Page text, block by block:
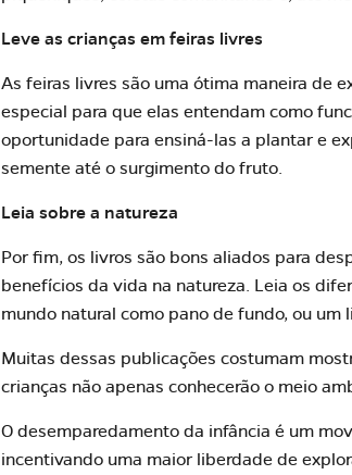
Leve as crianças em feiras livres
As feiras livres são uma ótima maneira de
especial para que elas entendam como
oportunidade para ensiná-las a plantar e
semente até o surgimento do fruto.
Leia sobre a natureza
Por fim, os livros são bons aliados para
benefícios da vida na natureza. Leia os
mundo natural como pano de fundo, ou
Muitas dessas publicações costumam
crianças não apenas conhecerão o meio
O desemparedamento da infância é um
incentivando uma maior liberdade de